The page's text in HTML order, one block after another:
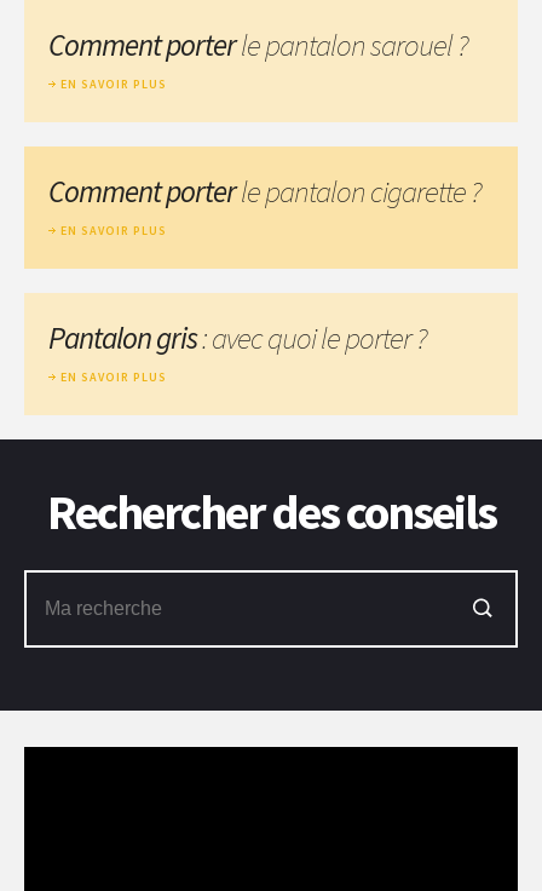
Comment porterle pantalon sarouel ?
EN SAVOIR PLUS
Comment porterle pantalon cigarette ?
EN SAVOIR PLUS
Pantalon gris: avec quoi le porter ?
EN SAVOIR PLUS
Rechercher des conseils